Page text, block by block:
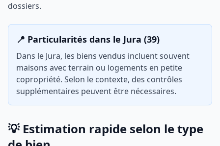
dossiers.
📍 Particularités dans le Jura (39)
Dans le Jura, les biens vendus incluent souvent
maisons avec terrain ou logements en petite
copropriété. Selon le contexte, des contrôles
supplémentaires peuvent être nécessaires.
💡 Estimation rapide selon le type